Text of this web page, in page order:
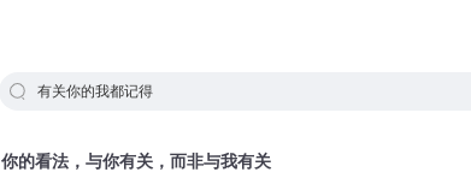
有关你的我都记得
你的看法，与你有关，而非与我有关